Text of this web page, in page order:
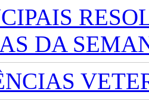
DA